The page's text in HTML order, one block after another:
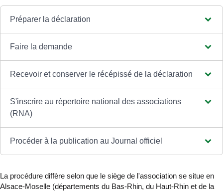
Préparer la déclaration
Faire la demande
Recevoir et conserver le récépissé de la déclaration
S'inscrire au répertoire national des associations
(RNA)
Procéder à la publication au Journal officiel
La procédure diffère selon que le siège de l'association se situe en
Alsace-Moselle (départements du Bas-Rhin, du Haut-Rhin et de la